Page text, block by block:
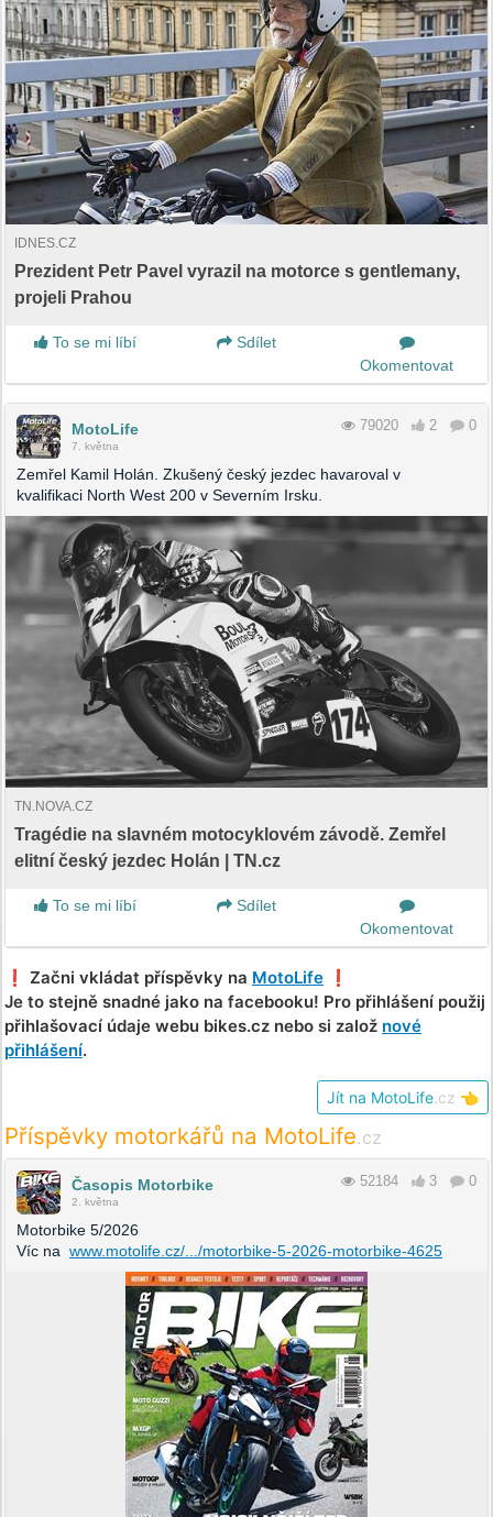
IDNES.CZ
Prezident Petr Pavel vyrazil na motorce s gentlemany,
projeli Prahou
To se mi líbí
Sdílet
Okomentovat
MotoLife
7. května
79020 2 0
Zemřel Kamil Holán. Zkušený český jezdec havaroval v
kvalifikaci North West 200 v Severním Irsku.
TN.NOVA.CZ
Tragédie na slavném motocyklovém závodě. Zemřel
elitní český jezdec Holán | TN.cz
To se mi líbí
Sdílet
Okomentovat
❗️ Začni vkládat příspěvky na MotoLife ❗️
Je to stejně snadné jako na facebooku! Pro přihlášení použij
přihlašovací údaje webu bikes.cz nebo si založ nové
přihlášení.
Jít na MotoLife .cz 👈
Příspěvky motorkářů na MotoLife.cz
Časopis Motorbike
2. května
52184 3 0
Motorbike 5/2026
Víc na www.motolife.cz/.../motorbike-5-2026-motorbike-4625